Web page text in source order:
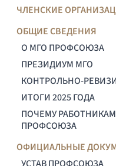
ЧЛЕНСКИЕ
ОБЩИЕ СВЕДЕНИЯ
О МГО ПРОФСОЮЗА
ПРЕЗИДИУМ МГО
КОНТРОЛЬНО-
ИТОГИ 2025 ГОДА
ПОЧЕМУ
ПРОФСОЮЗА
ОФИЦИАЛЬНЫЕ